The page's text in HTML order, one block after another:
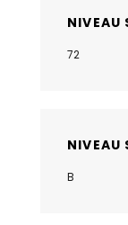
NIVEAU
72
NIVEAU
B